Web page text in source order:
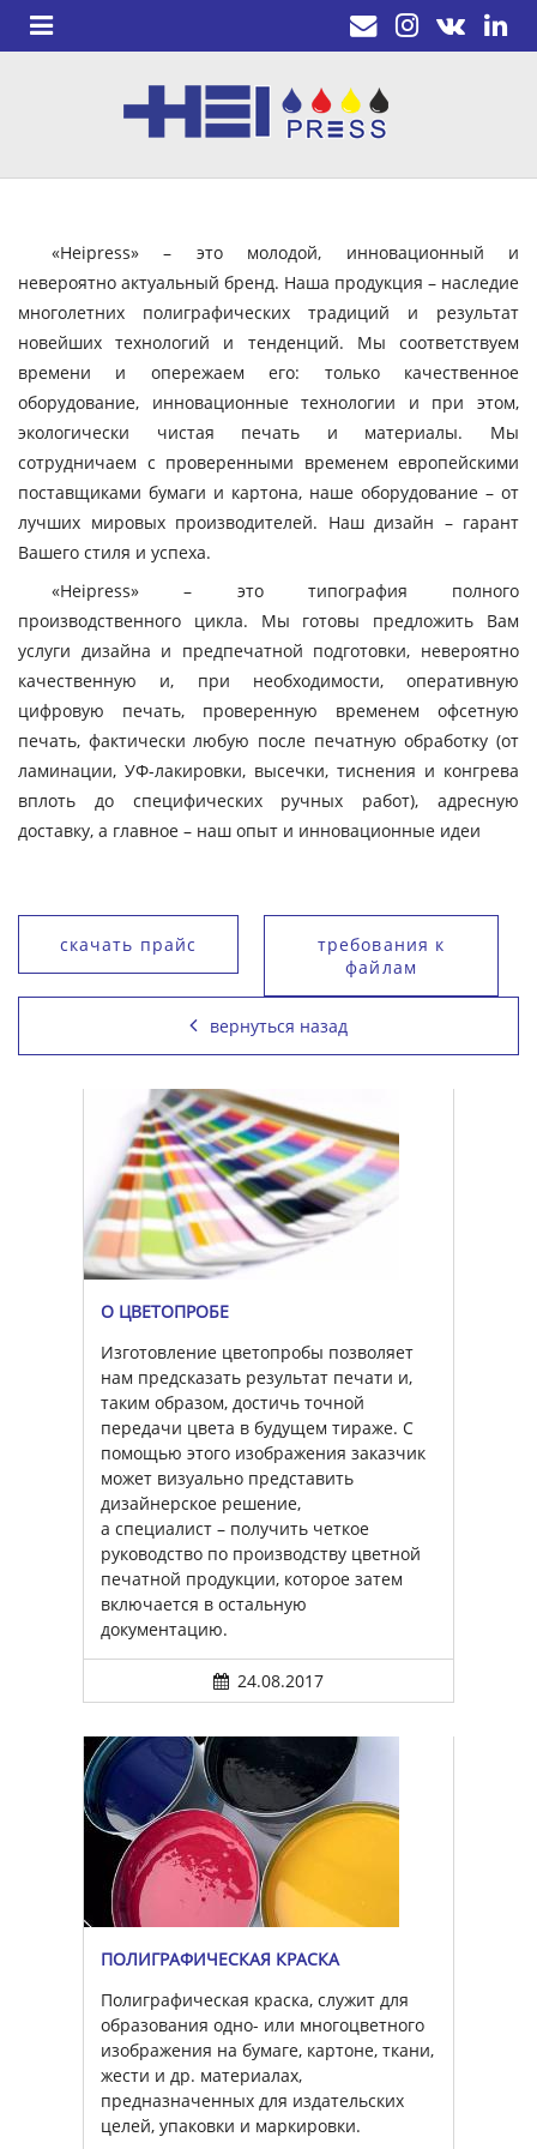
«Heipress» – это молодой, инновационный и
невероятно актуальный бренд. Наша продукция – наследие
многолетних полиграфических традиций и результат
новейших технологий и тенденций. Мы соответствуем
времени и опережаем его: только качественное
оборудование, инновационные технологии и при этом,
экологически чистая печать и материалы. Мы
сотрудничаем с проверенными временем европейскими
поставщиками бумаги и картона, наше оборудование – от
лучших мировых производителей. Наш дизайн – гарант
Вашего стиля и успеха.
«Heipress» – это типография полного
производственного цикла. Мы готовы предложить Вам
услуги дизайна и предпечатной подготовки, невероятно
качественную и, при необходимости, оперативную
цифровую печать, проверенную временем офсетную
печать, фактически любую после печатную обработку (от
ламинации, УФ-лакировки, высечки, тиснения и конгрева
вплоть до специфических ручных работ), адресную
доставку, а главное – наш опыт и инновационные идеи
скачать прайс
требования к
файлам
вернуться назад
О ЦВЕТОПРОБЕ
Изготовление цветопробы позволяет
нам предсказать результат печати и,
таким образом, достичь точной
передачи цвета в будущем тираже. С
помощью этого изображения заказчик
может визуально представить
дизайнерское решение,
а специалист – получить четкое
руководство по производству цветной
печатной продукции, которое затем
включается в остальную
документацию.
24.08.2017
ПОЛИГРАФИЧЕСКАЯ КРАСКА
Полиграфическая краска, служит для
образования одно- или многоцветного
изображения на бумаге, картоне, ткани,
жести и др. материалах,
предназначенных для издательских
целей, упаковки и маркировки.